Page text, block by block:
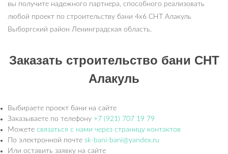
вы получите надежного партнера, способного реализовать
любой проект по строительству бани 4х6 СНТ Алакуль
Выборгский район Ленинградская область.
Заказать строительство бани СНТ
Алакуль
Выбираете проект бани на сайте
Заказываете по телефону +7 (921) 707 19 79
Можете связаться с нами через страницу контактов
По электронной почте sk-bani-bani@yandex.ru
Или оставить заявку на сайте